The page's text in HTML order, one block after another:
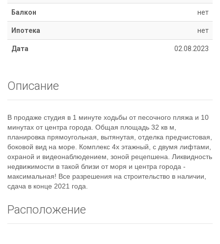
Балкон нет
Ипотека нет
Дата 02.08.2023
Описание
В продаже студия в 1 минуте ходьбы от песочного пляжа и 10
минутах от центра города. Общая площадь 32 кв м,
планировка прямоугольная, вытянутая, отделка предчистовая,
боковой вид на море. Комплекс 4х этажный, с двумя лифтами,
охраной и видеонаблюдением, зоной рецепшена. Ликвидность
недвижимости в такой близи от моря и центра города -
максимальная! Все разрешения на строительство в наличии,
сдача в конце 2021 года.
Расположение